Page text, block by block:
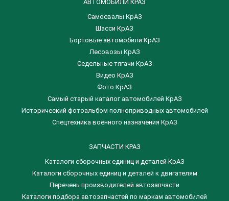
АВТОМОБИЛИ КРАЗ
Самосвалы КрАЗ
Шасси КрАЗ
Бортовые автомобили КрАЗ
Лесовозы КрАЗ
Седельные тягачи КрАЗ
Видео КрАЗ
Фото КрАЗ
Самый старый каталог автомобилей КрАЗ
Исторический фотоальбом полноприводных автомобилей
Спецтехника военного назначения КрАЗ
ЗАПЧАСТИ КРАЗ
Каталоги сборочных единиц и деталей КрАЗ
​Каталоги сборочных единиц и деталей к двигателям
Перечень производителей автозапчасти
Каталоги подбора автозапчастей по маркам автомобилей